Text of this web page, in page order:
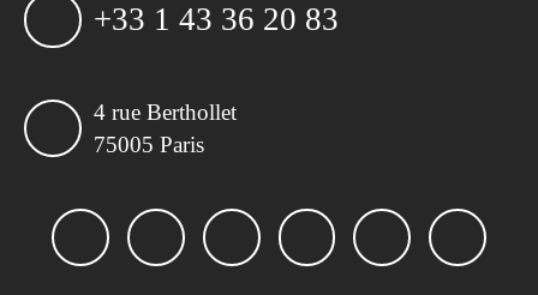
+33 1 43 36 20 83
4 rue Berthollet
75005 Paris